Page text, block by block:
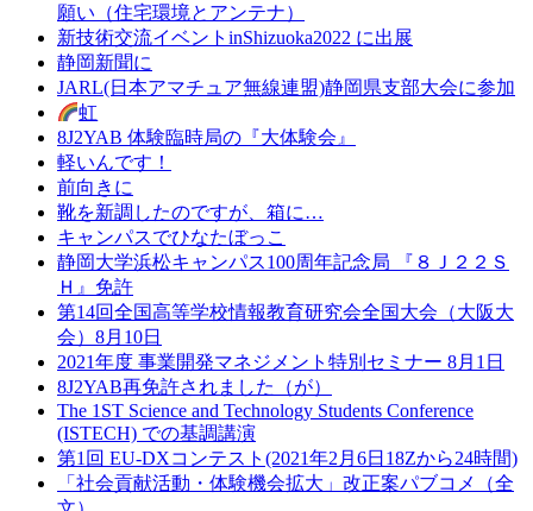
願い（住宅環境とアンテナ）
新技術交流イベントinShizuoka2022 に出展
静岡新聞に
JARL(日本アマチュア無線連盟)静岡県支部大会に参加
虹
8J2YAB 体験臨時局の『大体験会』
軽いんです！
前向きに
靴を新調したのですが、箱に…
キャンパスでひなたぼっこ
静岡大学浜松キャンパス100周年記念局 『８Ｊ２２Ｓ
Ｈ』免許
第14回全国高等学校情報教育研究会全国大会（大阪大
会）8月10日
2021年度 事業開発マネジメント特別セミナー 8月1日
8J2YAB再免許されました（が）
The 1ST Science and Technology Students Conference
(ISTECH) での基調講演
第1回 EU-DXコンテスト(2021年2月6日18Zから24時間)
「社会貢献活動・体験機会拡大」改正案パブコメ（全